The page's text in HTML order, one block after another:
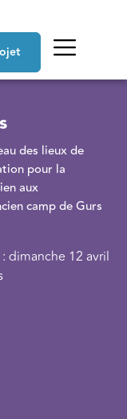
des lieux de
pour la
aux
camp de Gurs
dimanche 12 avril